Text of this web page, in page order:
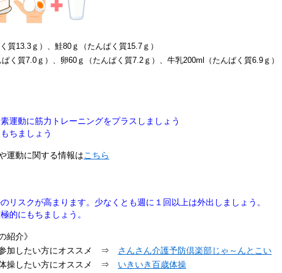
質13.3ｇ）、鮭80ｇ（たんぱく質15.7ｇ）
）、卵60ｇ（たんぱく質7.2ｇ）、牛乳200ml（たんぱく質6.9ｇ）
運動に筋力トレーニングをプラスしましょう
ちましょう
動に関する情報はこちら
リスクが高まります。少なくとも週に１回以上は外出しましょう。
的にもちましょう。
介》
したい方にオススメ ⇒ さんさん介護予防倶楽部じゃ～んとこい
したい方にオススメ ⇒ いきいき百歳体操